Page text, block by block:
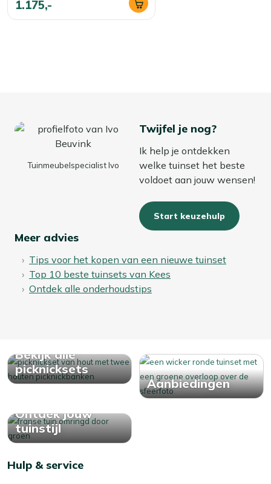
1.175,-
Tuinmeubelspecialist Ivo
Twijfel je nog?
Ik help je ontdekken
welke tuinset het beste
voldoet aan jouw wensen!
Start keuzehulp
Meer advies
Tips voor het kopen van een nieuwe tuinset
Top 10 beste tuinsets van Kees
Ontdek alle onderhoudstips
Bekijk alle
picknicksets
Aanbiedingen
Ontdek jouw
tuinstijl
Hulp & service